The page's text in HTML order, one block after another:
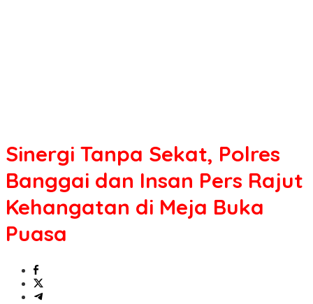
Sinergi Tanpa Sekat, Polres
Banggai dan Insan Pers Rajut
Kehangatan di Meja Buka
Puasa